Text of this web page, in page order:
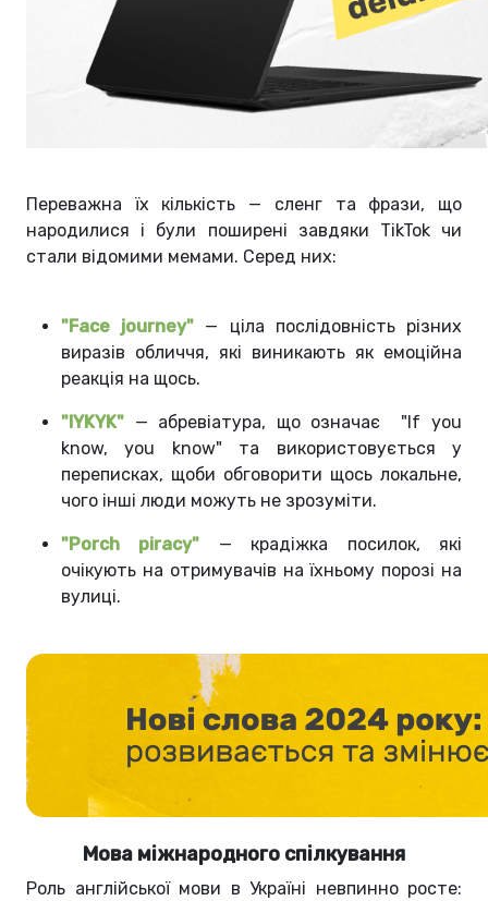
Переважна їх кількість — сленг та фрази, що
народилися і були поширені завдяки TikTok чи
стали відомими мемами. Серед них:
"Face journey" — ціла послідовність різних
виразів обличчя, які виникають як емоційна
реакція на щось.
"IYKYK" — абревіатура, що означає "If you
know, you know" та використовується у
переписках, щоби обговорити щось локальне,
чого інші люди можуть не зрозуміти.
"Porch piracy" — крадіжка посилок, які
очікують на отримувачів на їхньому порозі на
вулиці.
Мова міжнародного спілкування
Роль англійської мови в Україні невпинно росте: